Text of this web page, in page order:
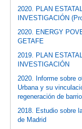
2020. PLAN
INVESTIGACIÓN
2020. ENERGY
GETAFE
2019. PLAN
INVESTIGACIÓN
2020. Informe sobre
Urbana y su
regeneración de
2018. Estudio sobre
de Madrid